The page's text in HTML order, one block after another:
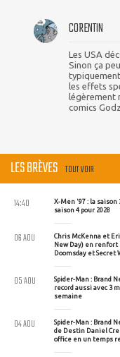
CORENTIN
Les USA
Sinon ça
les effets
légèrement
comics
LES BRÈVES TOUT VOIR
X-Men '97 : la saison
saison 4 pour 2028
14:40
Chris McKenna et
New Day) en
Doomsday et Secret
06 AOU
Spider-Man : Brand
record aussi avec 3
semaine
05 AOU
Spider-Man : Brand
de Destin Daniel
office en un temps
04 AOU